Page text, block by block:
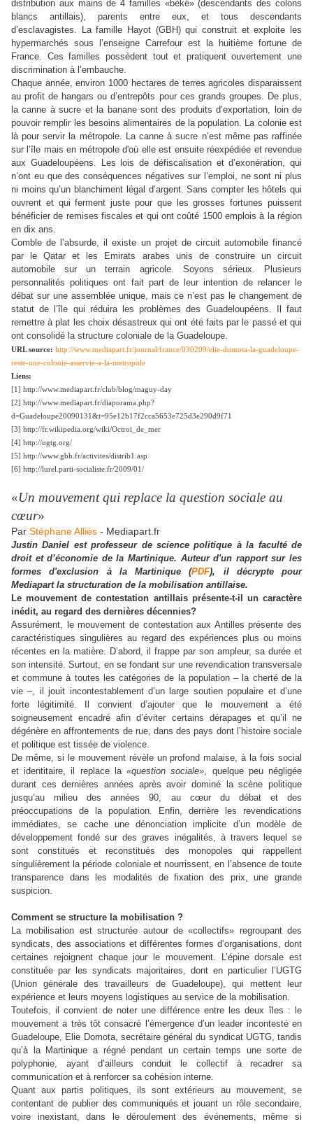
distribution aux mains de 4 familles «béké» (descendants des colons
blancs antillais), parents entre eux, et tous descendants
d’esclavagistes. La famille Hayot (GBH) qui construit et exploite les
hypermarchés sous l’enseigne Carrefour est la huitième fortune de
France. Ces familles possèdent tout et pratiquent ouvertement une
discrimination à l’embauche.
Chaque année, environ 1000 hectares de terres agricoles disparaissent
au profit de hangars ou d’entrepôts pour ces grands groupes. De plus,
la canne à sucre et la banane sont des produits d’exportation, loin de
pouvoir remplir les besoins alimentaires de la population. La colonie est
là pour servir la métropole. La canne à sucre n’est même pas raffinée
sur l’île mais en métropole d'où elle est ensuite réexpédiée et revendue
aux Guadeloupéens. Les lois de défiscalisation et d’exonération, qui
n’ont eu que des conséquences négatives sur l’emploi, ne sont ni plus
ni moins qu’un blanchiment légal d’argent. Sans compter les hôtels qui
ouvrent et qui ferment juste pour que les grosses fortunes puissent
bénéficier de remises fiscales et qui ont coûté 1500 emplois à la région
en dix ans.
Comble de l’absurde, il existe un projet de circuit automobile financé
par le Qatar et les Emirats arabes unis de construire un circuit
automobile sur un terrain agricole. Soyons sérieux. Plusieurs
personnalités politiques ont fait part de leur intention de relancer le
débat sur une assemblée unique, mais ce n’est pas le changement de
statut de l’île qui réduira les problèmes des Guadeloupéens. Il faut
remettre à plat les choix désastreux qui ont été faits par le passé et qui
ont consolidé la structure coloniale de la Guadeloupe.
URL source: http://www.mediapart.fr/journal/france/030209/elie-domota-la-guadeloupe-
reste-une-colonie-asservie-a-la-metropole
Liens:
[1] http://www.mediapart.fr/club/blog/maguy-day
[2] http://www.mediapart.fr/diaporama.php?
d=Guadeloupe20090131&t=95e12b17f2cca5653e725d3e290d9f71
[3] http://fr.wikipedia.org/wiki/Octroi_de_mer
[4] http://ugtg.org/
[5] http://www.gbh.fr/activites/distrib1.asp
[6] http://lurel.parti-socialiste.fr/2009/01/
«Un mouvement qui replace la question sociale au
cœur»
Par Stéphane Alliès - Mediapart.fr
Justin Daniel est professeur de science politique à la faculté de
droit et d’économie de la Martinique. Auteur d'un rapport sur les
formes d'exclusion à la Martinique (PDF), il décrypte pour
Mediapart la structuration de la mobilisation antillaise.
Le mouvement de contestation antillais présente-t-il un caractère
inédit, au regard des dernières décennies?
Assurément, le mouvement de contestation aux Antilles présente des
caractéristiques singulières au regard des expériences plus ou moins
récentes en la matière. D’abord, il frappe par son ampleur, sa durée et
son intensité. Surtout, en se fondant sur une revendication transversale
et commune à toutes les catégories de la population – la cherté de la
vie –, il jouit incontestablement d’un large soutien populaire et d’une
forte légitimité. Il convient d’ajouter que le mouvement a été
soigneusement encadré afin d’éviter certains dérapages et qu’il ne
dégénère en affrontements de rue, dans des pays dont l’histoire sociale
et politique est tissée de violence.
De même, si le mouvement révèle un profond malaise, à la fois social
et identitaire, il replace la«question sociale», quelque peu négligée
durant ces dernières années après avoir dominé la scène politique
jusqu’au milieu des années 90, au cœur du débat et des
préoccupations de la population. Enfin, derrière les revendications
immédiates, se cache une dénonciation implicite d’un modèle de
développement fondé sur des graves inégalités, à travers lequel se
sont constitués et reconstitués des monopoles qui rappellent
singulièrement la période coloniale et nourrissent, en l’absence de toute
transparence dans les modalités de fixation des prix, une grande
suspicion.
Comment se structure la mobilisation ?
La mobilisation est structurée autour de «collectifs» regroupant des
syndicats, des associations et différentes formes d’organisations, dont
certaines rejoignent chaque jour le mouvement. L’épine dorsale est
constituée par les syndicats majoritaires, dont en particulier l’UGTG
(Union générale des travailleurs de Guadeloupe), qui mettent leur
expérience et leurs moyens logistiques au service de la mobilisation.
Toutefois, il convient de noter une différence entre les deux îles : le
mouvement a très tôt consacré l’émergence d’un leader incontesté en
Guadeloupe, Elie Domota, secrétaire général du syndicat UGTG, tandis
qu’à la Martinique a régné pendant un certain temps une sorte de
polyphonie, ayant d’ailleurs conduit le collectif à recadrer sa
communication et à renforcer sa cohésion interne.
Quant aux partis politiques, ils sont extérieurs au mouvement, se
contentant de publier des communiqués et jouant un rôle secondaire,
voire inexistant, dans le déroulement des événements, même si